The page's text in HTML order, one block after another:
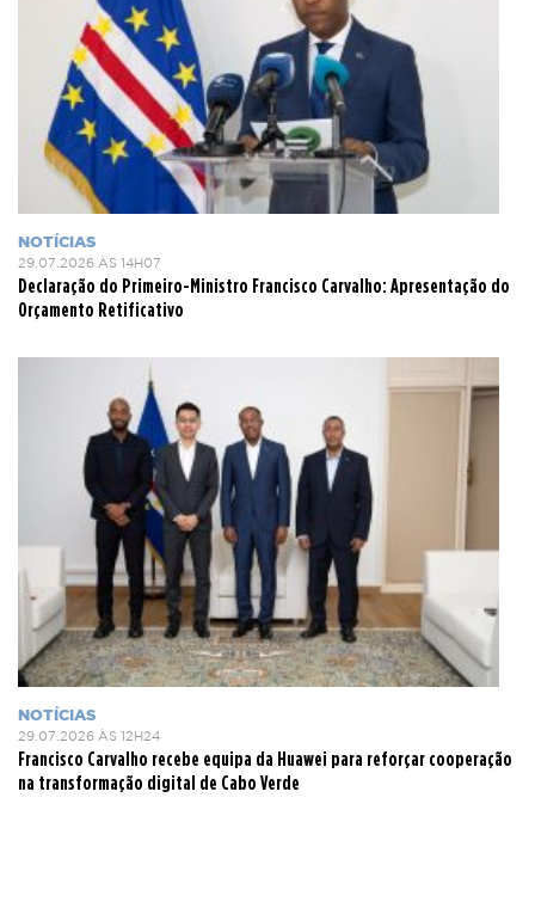
NOTÍCIAS
29.07.2026 ÀS 14H07
Declaração do Primeiro-Ministro Francisco Carvalho: Apresentação do
Orçamento Retificativo
NOTÍCIAS
29.07.2026 ÀS 12H24
Francisco Carvalho recebe equipa da Huawei para reforçar cooperação
na transformação digital de Cabo Verde